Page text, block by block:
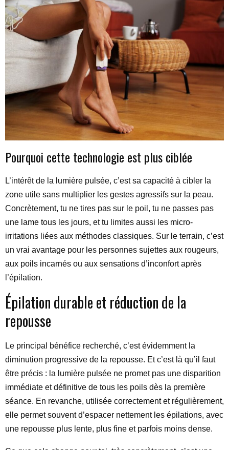
Pourquoi cette technologie est plus ciblée
L’intérêt de la lumière pulsée, c’est sa capacité à cibler la
zone utile sans multiplier les gestes agressifs sur la peau.
Concrètement, tu ne tires pas sur le poil, tu ne passes pas
une lame tous les jours, et tu limites aussi les micro-
irritations liées aux méthodes classiques. Sur le terrain, c’est
un vrai avantage pour les personnes sujettes aux rougeurs,
aux poils incarnés ou aux sensations d’inconfort après
l’épilation.
Épilation durable et réduction de la
repousse
Le principal bénéfice recherché, c’est évidemment la
diminution progressive de la repousse. Et c’est là qu’il faut
être précis : la lumière pulsée ne promet pas une disparition
immédiate et définitive de tous les poils dès la première
séance. En revanche, utilisée correctement et régulièrement,
elle permet souvent d’espacer nettement les épilations, avec
une repousse plus lente, plus fine et parfois moins dense.